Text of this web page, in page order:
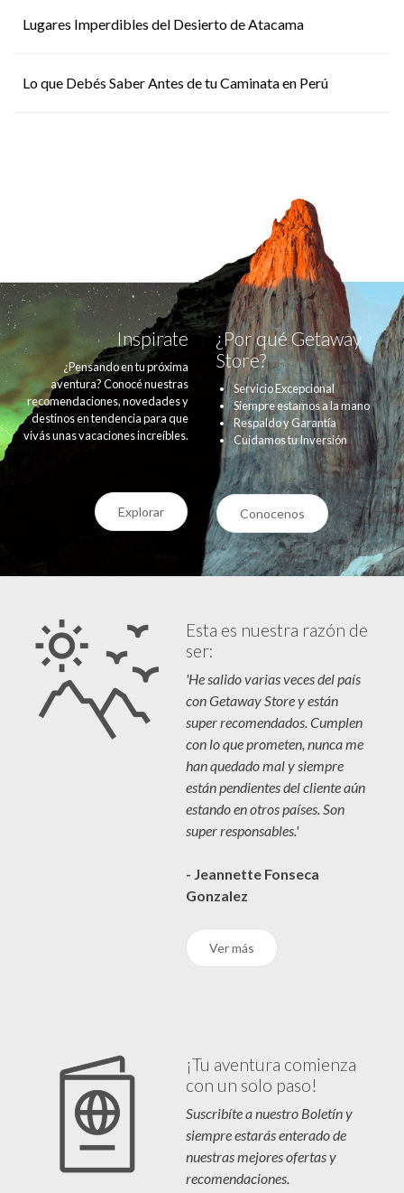
Lugares Imperdibles del Desierto de Atacama
Lo que Debés Saber Antes de tu Caminata en Perú
Inspirate
¿Pensando en tu próxima
aventura? Conocé nuestras
recomendaciones, novedades y
destinos en tendencia para que
vivás unas vacaciones increíbles.
¿Por qué Getaway
Store?
Servicio Excepcional
Siempre estamos a la mano
Respaldo y Garantía
Cuidamos tu Inversión
Explorar Conocenos
Esta es nuestra razón de
ser:
'He salido varias veces del país
con Getaway Store y están
super recomendados. Cumplen
con lo que prometen, nunca me
han quedado mal y siempre
están pendientes del cliente aún
estando en otros países. Son
super responsables.'
- Jeannette Fonseca
Gonzalez
Ver más
¡Tu aventura comienza
con un solo paso!
Suscribíte a nuestro Boletín y
siempre estarás enterado de
nuestras mejores ofertas y
recomendaciones.